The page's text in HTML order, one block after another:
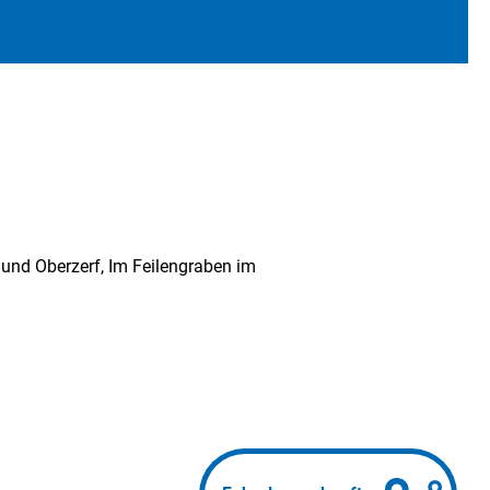
Oberzerf, Im Feilengraben im